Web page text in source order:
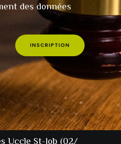
des données
INSCRIPTION